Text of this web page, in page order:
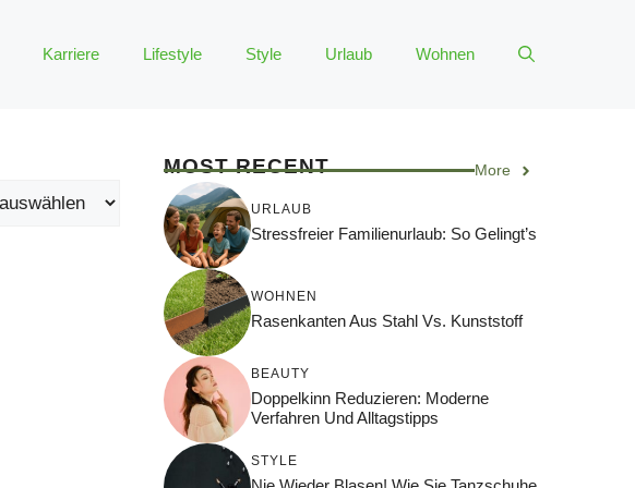
Karriere Lifestyle Style Urlaub Wohnen
MOST RECENT More
URLAUB
Stressfreier Familienurlaub: So Gelingt’s
WOHNEN
Rasenkanten Aus Stahl Vs. Kunststoff
BEAUTY
Doppelkinn Reduzieren: Moderne
Verfahren Und Alltagstipps
STYLE